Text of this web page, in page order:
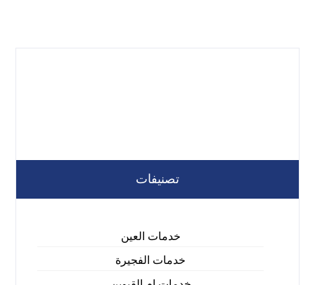
تصنيفات
خدمات العين
خدمات الفجيرة